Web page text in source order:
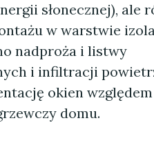
słonecznej), ale
w warstwie
nadproża i listwy
i infiltracji
okien
domu.